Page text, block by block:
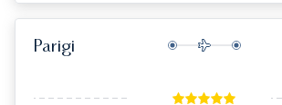
Parigi